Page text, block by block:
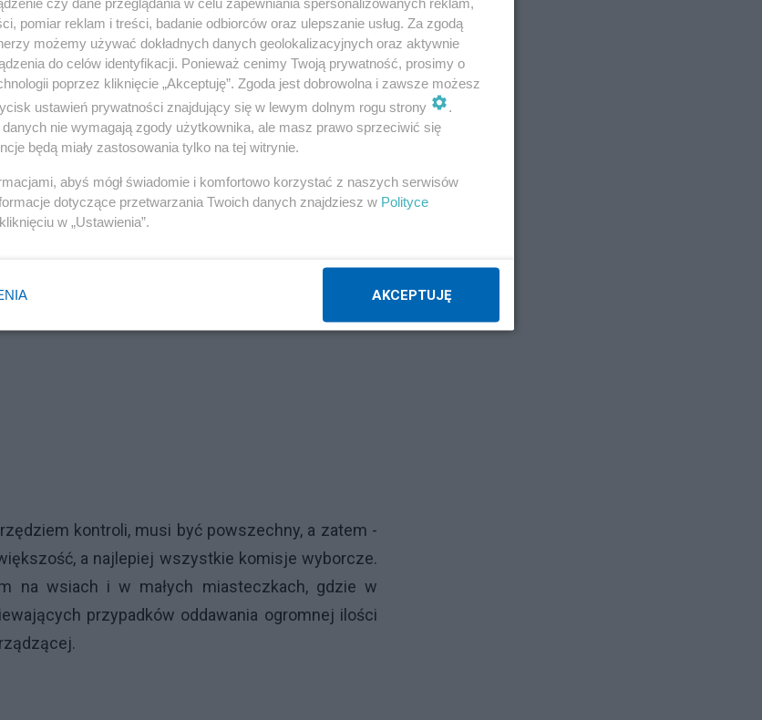
–zapisano we wspólnej deklaracji.
kontroli, musi być powszechny, a zatem -
a najlepiej wszystkie komisje wyborcze.
na wsiach i w małych miasteczkach, gdzie w
przypadków oddawania ogromnej ilości
pomiar reklam i treści, badanie odbiorców oraz ulepszanie usług. Za zgodą
możemy używać dokładnych danych geolokalizacyjnych oraz aktywnie
do celów identyfikacji. Ponieważ cenimy Twoją prywatność, prosimy o
poprzez kliknięcie „Akceptuję”. Zgoda jest dobrowolna i zawsze możesz
ustawień prywatności znajdujący się w lewym dolnym rogu strony
.
nie wymagają zgody użytkownika, ale masz prawo sprzeciwić się
będą miały zastosowania tylko na tej witrynie.
abyś mógł świadomie i komfortowo korzystać z naszych serwisów
dotyczące przetwarzania Twoich danych znajdziesz w Polityce
w „Ustawienia”.
AKCEPTUJĘ